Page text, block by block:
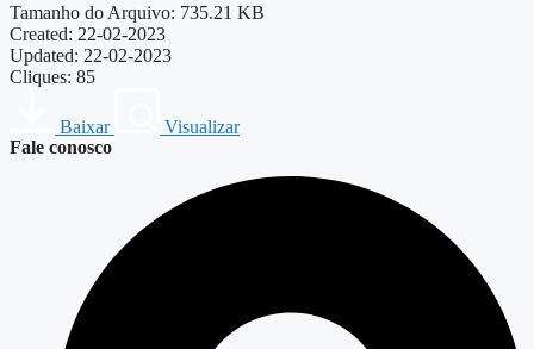
Tamanho do Arquivo: 735.21 KB
Created: 22-02-2023
Updated: 22-02-2023
Cliques: 85
Baixar
Visualizar
Fale conosco